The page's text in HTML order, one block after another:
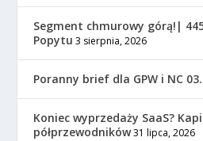
Segment chmurowy górą!|
Popytu 3 sierpnia, 2026
Poranny brief dla GPW i NC
Koniec wyprzedaży SaaS?
półprzewodników31 lipca, 2026